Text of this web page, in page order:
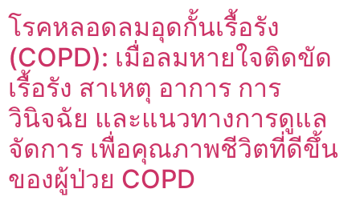
โรคหลอดลมอุดกั้นเรื้อรัง
(COPD): เมื่อลมหายใจติดขัด
เรื้อรัง สาเหตุ อาการ การ
วินิจฉัย และแนวทางการดูแล
จัดการ เพื่อคุณภาพชีวิตที่ดีขึ้น
ของผู้ป่วย COPD